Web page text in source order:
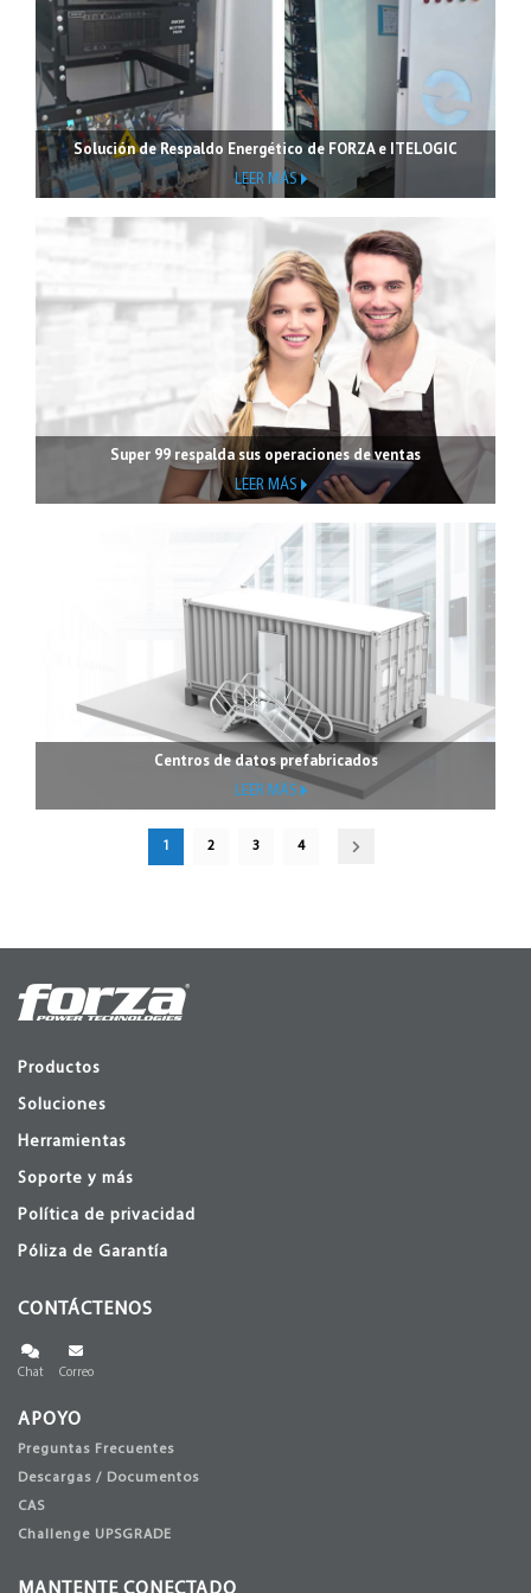
Solución de Respaldo Energético de FORZA e ITELOGIC
LEER MÁS
Super 99 respalda sus operaciones de ventas
LEER MÁS
Centros de datos prefabricados
LEER MÁS
1 2 3 4
Productos
Soluciones
Herramientas
Soporte y más
Política de privacidad
Póliza de Garantía
CONTÁCTENOS
Chat Correo
APOYO
Preguntas Frecuentes
Descargas / Documentos
CAS
Challenge UPSGRADE